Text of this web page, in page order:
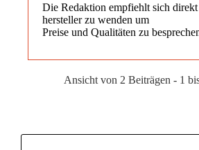
Die Redaktion empfiehlt sich direkt
hersteller zu wenden um
Preise und Qualitäten zu
Ansicht von 2 Beiträgen - 1